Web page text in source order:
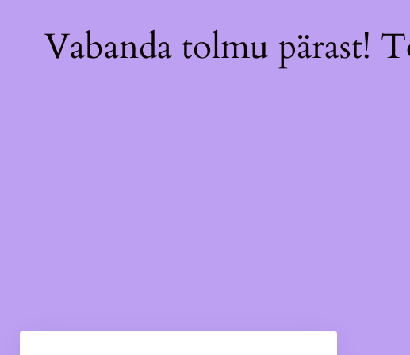
Vabanda tolmu pärast!